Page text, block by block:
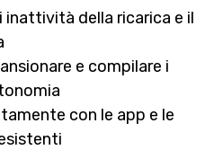
inattività della ricarica e il
e compilare i
con le app e le